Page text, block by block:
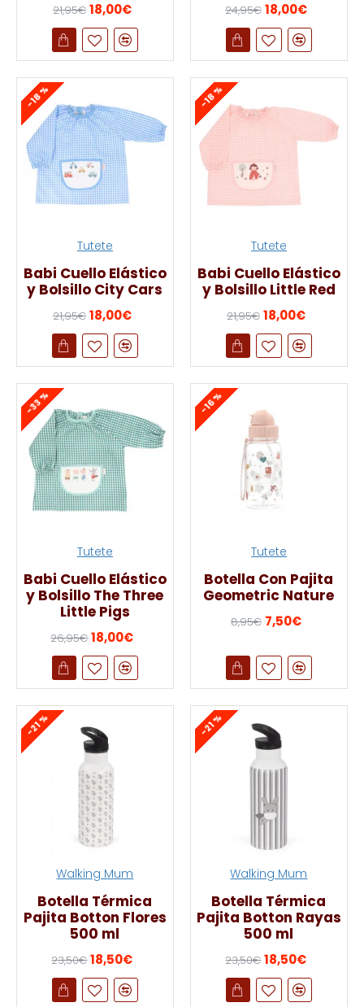
21,95€ 18,00€ 24,95€ 18,00€
-18 %
Tutete
Babi Cuello Elástico
y Bolsillo City Cars
21,95€ 18,00€
-18 %
Tutete
Babi Cuello Elástico
y Bolsillo Little Red
21,95€ 18,00€
-33 %
Tutete
Babi Cuello Elástico
y Bolsillo The Three
Little Pigs
26,95€ 18,00€
-16 %
Tutete
Botella Con Pajita
Geometric Nature
8,95€ 7,50€
-21 %
Walking Mum
Botella Térmica
Pajita Botton Flores
500 ml
23,50€ 18,50€
-21 %
Walking Mum
Botella Térmica
Pajita Botton Rayas
500 ml
23,50€ 18,50€